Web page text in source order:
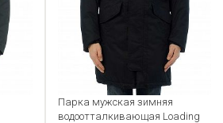
Парка мужская зимняя
водоотталкивающая Loading